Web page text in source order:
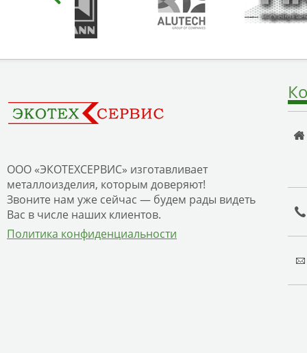
ООО «ЭКОТЕХСЕРВИС» изготавливает
металлоизделия, которым доверяют!
Звоните нам уже сейчас — будем рады видеть
Вас в числе наших клиентов.
Политика конфиденциальности